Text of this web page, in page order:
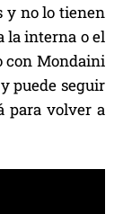
y no lo tienen
la interna o el
con Mondaini
puede seguir
para volver a